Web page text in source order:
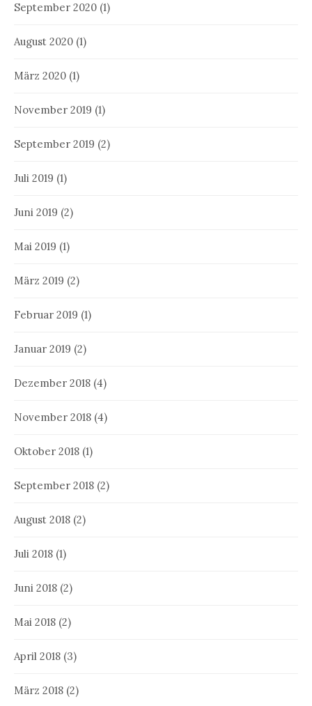
September 2020 (1)
August 2020 (1)
März 2020 (1)
November 2019 (1)
September 2019 (2)
Juli 2019 (1)
Juni 2019 (2)
Mai 2019 (1)
März 2019 (2)
Februar 2019 (1)
Januar 2019 (2)
Dezember 2018 (4)
November 2018 (4)
Oktober 2018 (1)
September 2018 (2)
August 2018 (2)
Juli 2018 (1)
Juni 2018 (2)
Mai 2018 (2)
April 2018 (3)
März 2018 (2)